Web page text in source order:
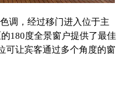
调，经过移门进入位于主
180度全景窗户提供了最佳
可让宾客通过多个角度的窗